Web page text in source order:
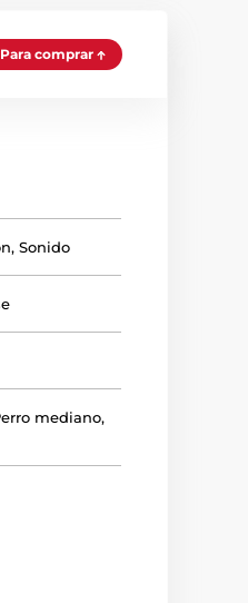
Para comprar
,Sonido
mediano,